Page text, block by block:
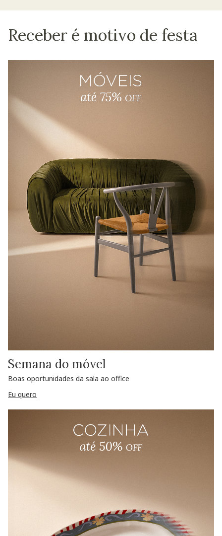
Receber é motivo de festa
Semana do móvel
Boas oportunidades da sala ao office
Eu quero